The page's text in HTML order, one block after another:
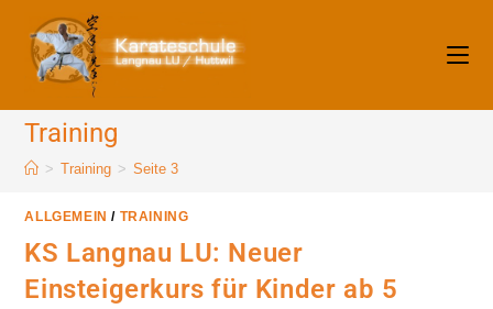
Inhalt
springen
Training
> Training > Seite 3
ALLGEMEIN / TRAINING
KS Langnau LU: Neuer
Einsteigerkurs für Kinder ab 5